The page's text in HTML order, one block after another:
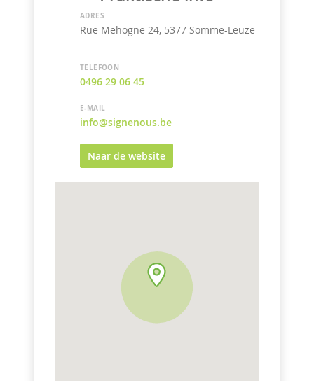
ADRES
Rue Mehogne 24, 5377 Somme-Leuze
TELEFOON
0496 29 06 45
E-MAIL
info@signenous.be
Naar de website